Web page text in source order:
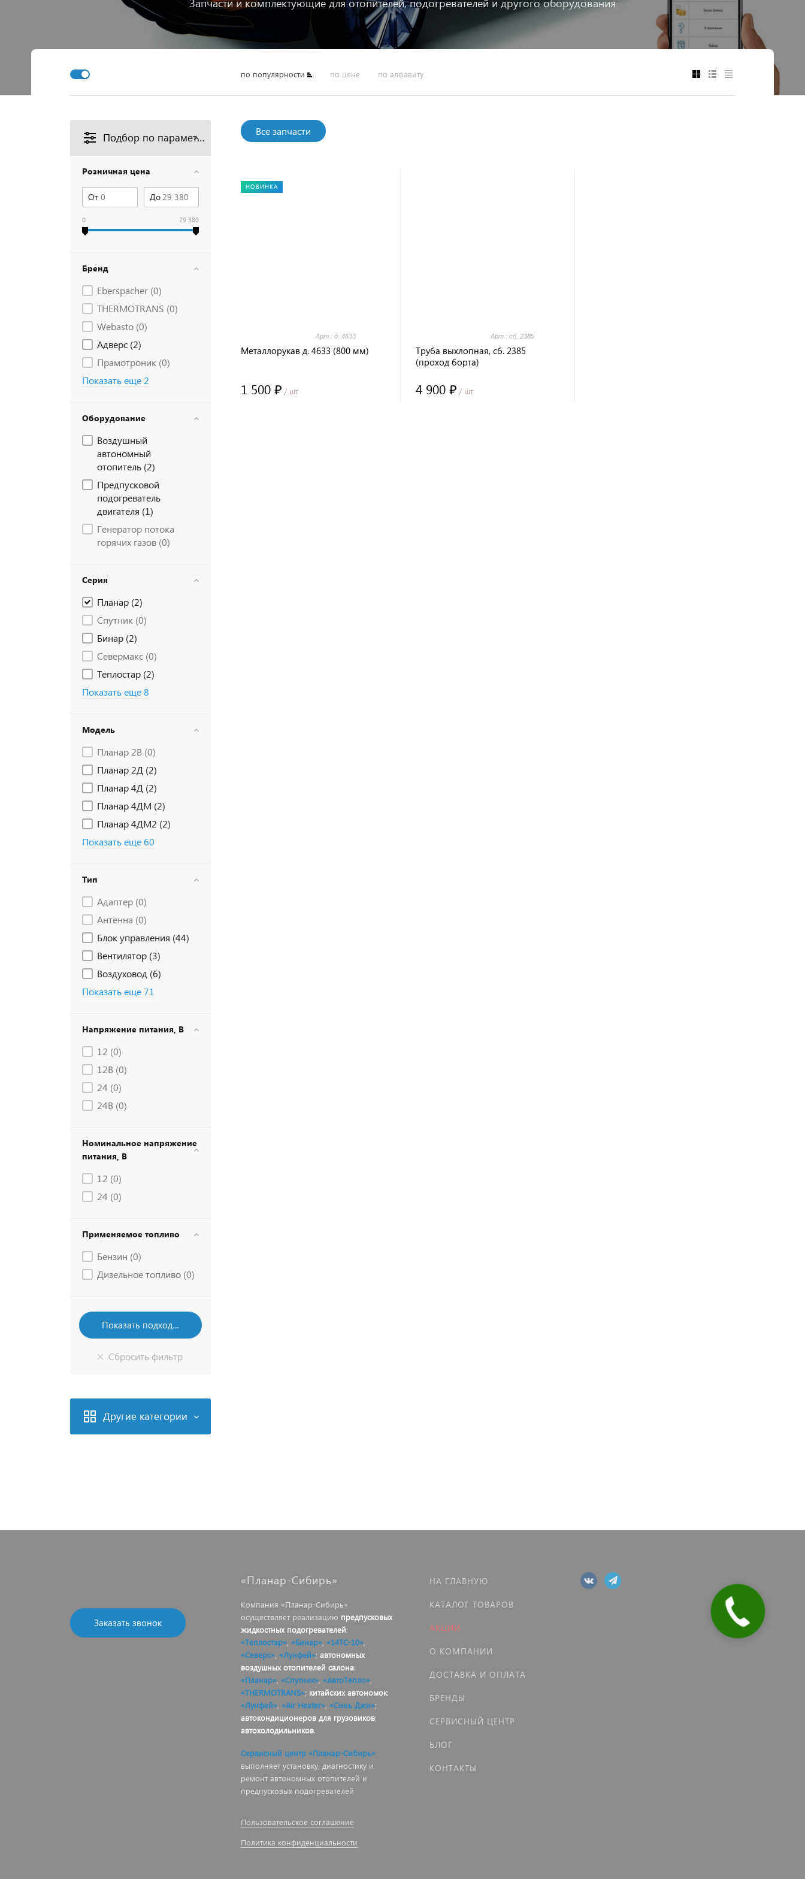
по популярности по цене по алфавиту
Подбор по параметрам
Розничная цена
От До
0 29 380
Бренд
Eberspacher (0)
THERMOTRANS (0)
Webasto (0)
Адверс (2)
Прамотроник (0)
Показать еще 2
Оборудование
Воздушный
автономный
отопитель (2)
Предпусковой
подогреватель
двигателя (1)
Генератор потока
горячих газов (0)
Серия
Планар (2)
Спутник (0)
Бинар (2)
Севермакс (0)
Теплостар (2)
Показать еще 8
Модель
Планар 2В (0)
Планар 2Д (2)
Планар 4Д (2)
Планар 4ДМ (2)
Планар 4ДМ2 (2)
Показать еще 60
Тип
Адаптер (0)
Антенна (0)
Блок управления (44)
Вентилятор (3)
Воздуховод (6)
Показать еще 71
Напряжение питания, В
12 (0)
12В (0)
24 (0)
24В (0)
Номинальное напряжение
питания, В
12 (0)
24 (0)
Применяемое топливо
Бензин (0)
Дизельное топливо (0)
Другие категории
Все запчасти
НОВИНКА
Арт.: д. 4633
Металлорукав д. 4633 (800 мм)
1 500 ₽ / шт
Арт.: сб. 2385
Труба выхлопная, сб. 2385
(проход борта)
4 900 ₽/ шт
Заказать звонок
«Планар-Сибирь»
Компания «Планар-Сибирь»
осуществляет реализацию предпусковых
жидкостных подогревателей:
«Теплостар» «Бинар» «14ТС-10»
«Северс» «Лунфей»; автономных
воздушных отопителей салона:
«Планар» «Спутник» «АвтоТепло»
«THERMOTRANS»; китайских автономок:
«Лунфей» «Air Heater» «Синь Джи»;
автокондиционеров для грузовиков;
автохолодильников.
Сервисный центр «Планар-Сибирь»
выполняет установку, диагностику и
ремонт автономных отопителей и
предпусковых подогревателей
Пользовательское соглашение
Политика конфиденциальности
НА ГЛАВНУЮ
КАТАЛОГ ТОВАРОВ
АКЦИИ
О КОМПАНИИ
ДОСТАВКА И ОПЛАТА
БРЕНДЫ
СЕРВИСНЫЙ ЦЕНТР
БЛОГ
КОНТАКТЫ